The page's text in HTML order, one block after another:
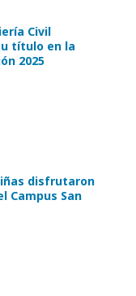
Civil
título en la
2025
disfrutaron
Campus San